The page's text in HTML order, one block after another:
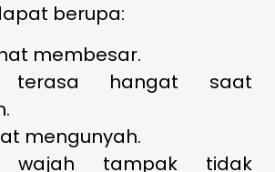
berupa:
membesar.
terasa hangat saat
mengunyah.
wajah tampak tidak